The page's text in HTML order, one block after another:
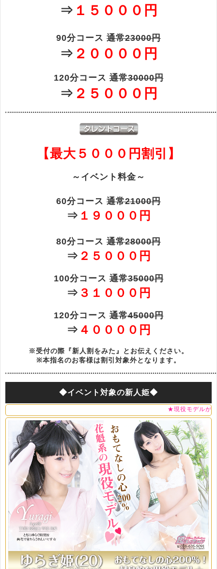
⇒ １５０００円
90分コース 通常23000円
⇒ ２００００円
120分コース通常30000円
⇒ ２５０００円
【最大５０００円割引】
～イベント料金～
60分コース 通常21000円
⇒ １９０００円
80分コース 通常28000円
⇒ ２５０００円
100分コース通常35000円
⇒ ３１０００円
120分コース通常45000円
⇒ ４００００円
※受付の際『新人割をみた』とお伝えください。
※本指名のお客様は割引対象外となります。
◆イベント対象の新人姫◆
★現役モデルがハーブティー